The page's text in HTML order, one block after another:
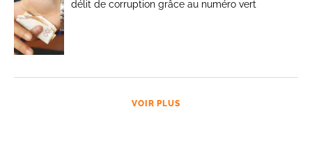
délit de corruption grâce au numéro vert
VOIR PLUS